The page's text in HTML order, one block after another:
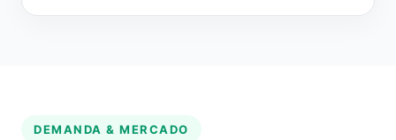
DEMANDA & MERCADO